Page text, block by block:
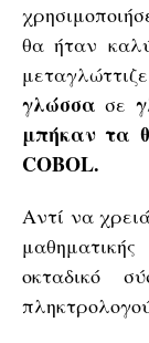
θα ήταν
γλώσσα σε
μπήκαν τα
COBOL.
Αντί να
οκταδικό